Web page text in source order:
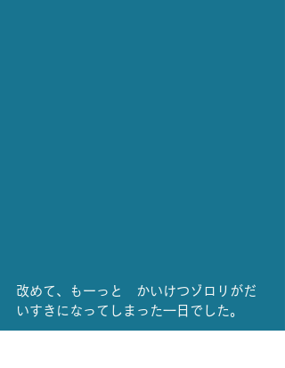
改めて、もーっと　かいけつゾロリがだ
いすきになってしまった一日でした。